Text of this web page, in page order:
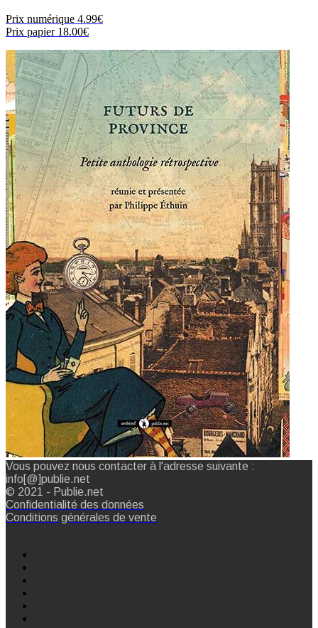
Prix numérique 4.99€
Prix papier18.00€
Vous pouvez nous contacter à l'adresse suivante :
info[@]publie.net
© 2021 - Publie.net
Confidentialité des données
Conditions générales de vente